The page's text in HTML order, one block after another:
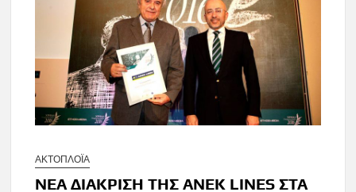
ΑΚΤΟΠΛΟΪΑ
ΝΕΑ ΔΙΑΚΡΙΣΗ ΤΗΣ ΑΝΕΚ LINES ΣΤΑ